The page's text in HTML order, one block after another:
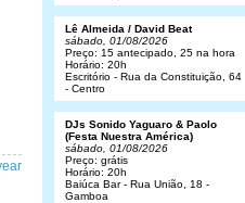
Lê Almeida / David Beat
sábado, 01/08/2026
Preço: 15 antecipado, 25 na hora
Horário: 20h
Escritório - Rua da Constituição, 64
- Centro
DJs Sonido Yaguaro & Paolo
(Festa Nuestra América)
sábado, 01/08/2026
Preço: grátis
Horário: 20h
Baiúca Bar - Rua União, 18 -
Gamboa